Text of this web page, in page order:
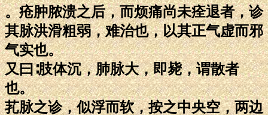
。疮肿脓溃之后，而烦痛尚未痊退者，诊
其脉洪滑粗弱，难治也，以其正气虚而邪
气实也。
又曰∶肢体沉，肺脉大，即毙，谓散者
也。
芤脉之诊，似浮而软，按之中央空，两边